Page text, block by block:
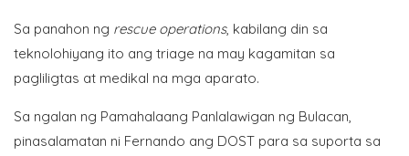
Sa panahon ng rescue operations, kabilang din sa
teknolohiyang ito ang triage na may kagamitan sa
pagliligtas at medikal na mga aparato.
Sa ngalan ng Pamahalaang Panlalawigan ng Bulacan,
pinasalamatan ni Fernando ang DOST para sa suporta sa